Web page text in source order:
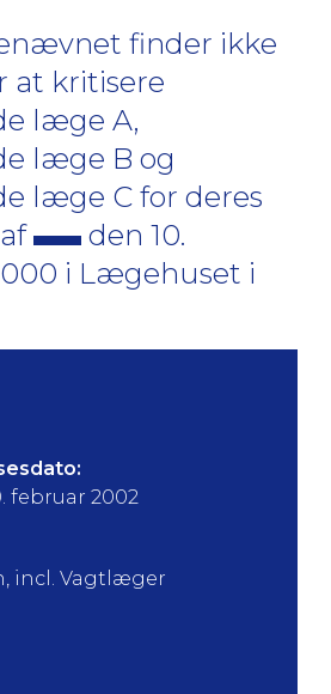
finder ikke
at kritisere
læge A,
læge B og
læge C for deres
den 10.
i Lægehuset i
februar 2002
incl. Vagtlæger